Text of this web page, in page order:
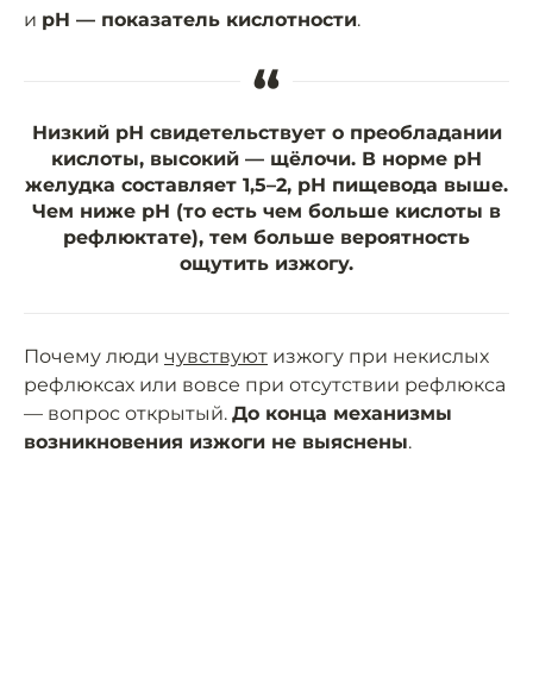
и pH — показатель кислотности.
“
Низкий рН свидетельствует о преобладании
кислоты, высокий — щёлочи. В норме рН
желудка составляет 1,5–2, рН пищевода выше.
Чем ниже рН (то есть чем больше кислоты в
рефлюктате), тем больше вероятность
ощутить изжогу.
Почему люди чувствуют изжогу при некислых
рефлюксах или вовсе при отсутствии рефлюкса
— вопрос открытый. До конца механизмы
возникновения изжоги не выяснены.